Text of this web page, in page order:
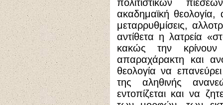
πολιτιστικών
ακαδημαϊκή θεολογία,
μεταρρυθμίσεις,
αντίθετα η λατρεία
κακώς την
απαραχάρακτη και
θεολογία να
της αληθινής
εντοπίζεται και να